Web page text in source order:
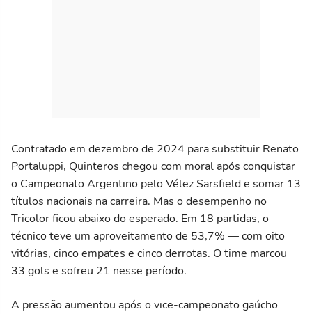
Contratado em dezembro de 2024 para substituir Renato
Portaluppi, Quinteros chegou com moral após conquistar
o Campeonato Argentino pelo Vélez Sarsfield e somar 13
títulos nacionais na carreira. Mas o desempenho no
Tricolor ficou abaixo do esperado. Em 18 partidas, o
técnico teve um aproveitamento de 53,7% — com oito
vitórias, cinco empates e cinco derrotas. O time marcou
33 gols e sofreu 21 nesse período.
A pressão aumentou após o vice-campeonato gaúcho